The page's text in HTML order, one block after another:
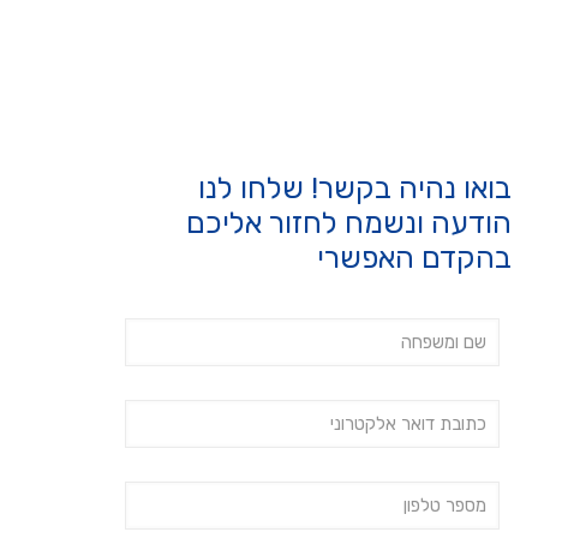
בואו נהיה בקשר! שלחו לנו
הודעה ונשמח לחזור אליכם
בהקדם האפשרי